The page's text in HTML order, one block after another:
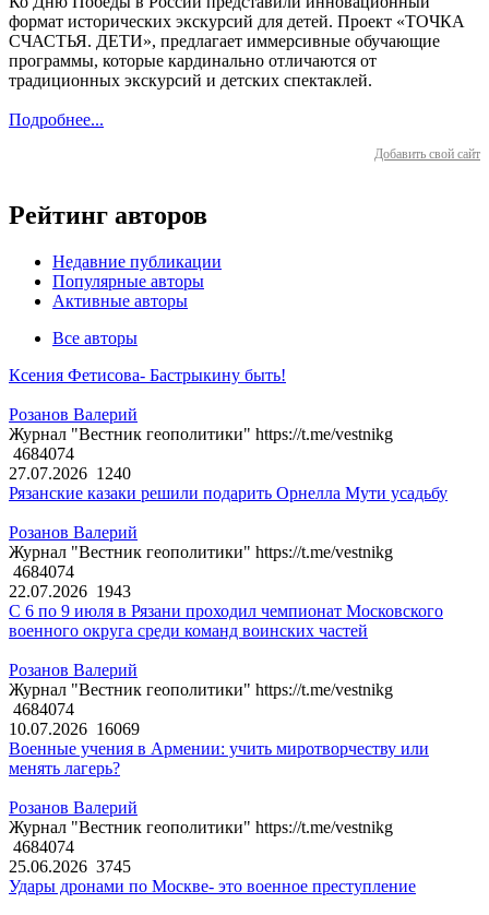
формат исторических экскурсий для детей. Проект «ТОЧКА
СЧАСТЬЯ. ДЕТИ», предлагает иммерсивные обучающие
программы, которые кардинально отличаются от
традиционных экскурсий и детских спектаклей.
Подробнее...
Добавить свой сайт
Рейтинг авторов
Недавние публикации
Популярные авторы
Активные авторы
Все авторы
Ксения Фетисова- Бастрыкину быть!
Розанов Валерий
Журнал "Вестник геополитики" https://t.me/vestnikg
4684074
27.07.2026 1240
Рязанские казаки решили подарить Орнелла Мути усадьбу
Розанов Валерий
Журнал "Вестник геополитики" https://t.me/vestnikg
4684074
22.07.2026 1943
С 6 по 9 июля в Рязани проходил чемпионат Московского
военного округа среди команд воинских частей
Розанов Валерий
Журнал "Вестник геополитики" https://t.me/vestnikg
4684074
10.07.2026 16069
Военные учения в Армении: учить миротворчеству или
менять лагерь?
Розанов Валерий
Журнал "Вестник геополитики" https://t.me/vestnikg
4684074
25.06.2026 3745
Удары дронами по Москве- это военное преступление